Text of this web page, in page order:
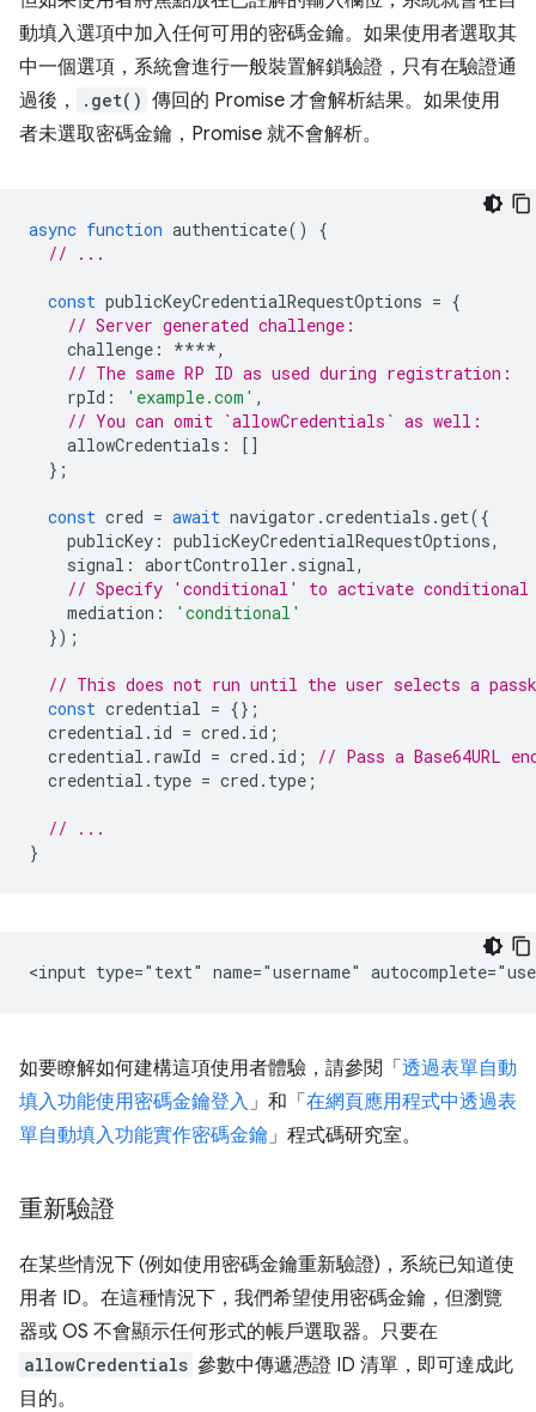
動填入選項中加入任何可用的密碼金鑰。如果使用者選取其
中一個選項，系統會進行一般裝置解鎖驗證，只有在驗證通
過後，
.get() 傳回的 Promise 才會解析結果。如果使用
者未選取密碼金鑰，Promise 就不會解析。
async function authenticate()
{
// ...
const publicKeyCredentialRequestOptions = {
// Server generated challenge:
challenge : ****,
// The same RP ID as used during registration:
rpId : 'example.com' ,
// You can omit `allowCredentials` as well:
allowCredentials :
[]
};
const cred = await navigator .credentials .get({
publicKey : publicKeyCredentialRequestOptions,
signal : abortController . signal,
// Specify 'conditional' to activate conditional
mediation :
'conditional'
});
// This does not run until the user selects a
const credential = {};
credential . id = cred . id ;
credential . rawId = cred . id ;
// Pass a Base64URL
credential . type = cred . type ;
// ...
}
如要瞭解如何建構這項使用者體驗，請參閱「 透過表單自動
填入功能使用密碼金鑰登入」和「 在網頁應用程式中透過表
單自動填入功能實作密碼金鑰」程式碼研究室。
重新驗證
在某些情況下 (例如使用密碼金鑰重新驗證)，系統已知道使
用者 ID。在這種情況下，我們希望使用密碼金鑰，但瀏覽
器或 OS 不會顯示任何形式的帳戶選取器。只要在
allowCredentials 參數中傳遞憑證 ID 清單，即可達成此
目的。